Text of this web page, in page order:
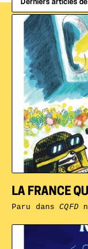
Derniers articles de
LA FRANCE
Paru dansCQFD